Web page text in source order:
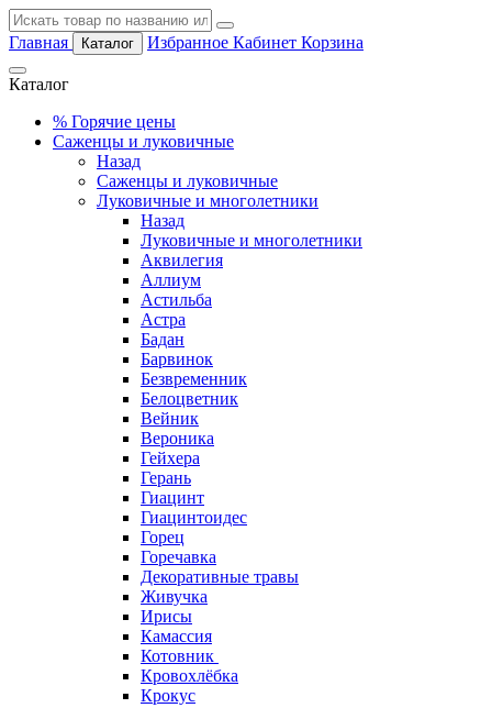
Главная Каталог Избранное Кабинет Корзина
Каталог
% Горячие цены
Саженцы и луковичные
Назад
Саженцы и луковичные
Луковичные и многолетники
Назад
Луковичные и многолетники
Аквилегия
Аллиум
Астильба
Астра
Бадан
Барвинок
Безвременник
Белоцветник
Вейник
Вероника
Гейхера
Герань
Гиацинт
Гиацинтоидес
Горец
Горечавка
Декоративные травы
Живучка
Ирисы
Камассия
Котовник
Кровохлёбка
Крокус